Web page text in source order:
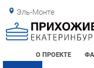
Эль-Монте
О ПРОЕКТЕ